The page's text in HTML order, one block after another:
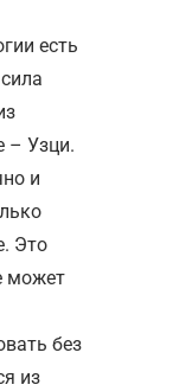
есть
– Узци.
и
Это
может
без
из